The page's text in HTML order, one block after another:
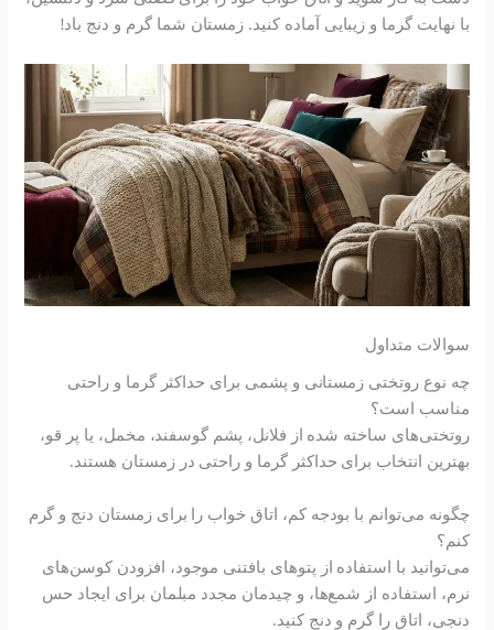
با نهایت گرما و زیبایی آماده کنید. زمستان شما گرم و دنج باد!
سوالات متداول
چه نوع روتختی زمستانی و پشمی برای حداکثر گرما و راحتی
مناسب است؟
روتختی‌های ساخته شده از فلانل، پشم گوسفند، مخمل، یا پر قو،
بهترین انتخاب برای حداکثر گرما و راحتی در زمستان هستند.
چگونه می‌توانم با بودجه کم، اتاق خواب را برای زمستان دنج و گرم
کنم؟
می‌توانید با استفاده از پتوهای بافتنی موجود، افزودن کوسن‌های
نرم، استفاده از شمع‌ها، و چیدمان مجدد مبلمان برای ایجاد حس
دنجی، اتاق را گرم و دنج کنید.